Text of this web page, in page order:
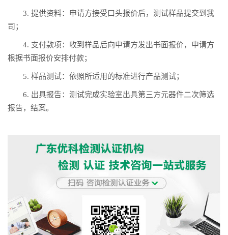
3. 提供资料：申请方接受口头报价后，测试样品提交到我
司；
4. 支付款项：收到样品后向申请方发出书面报价，申请方
根据书面报价安排付款；
5. 样品测试：依照所适用的标准进行产品测试；
6. 出具报告：测试完成实验室出具第三方元器件二次筛选
报告，结案。